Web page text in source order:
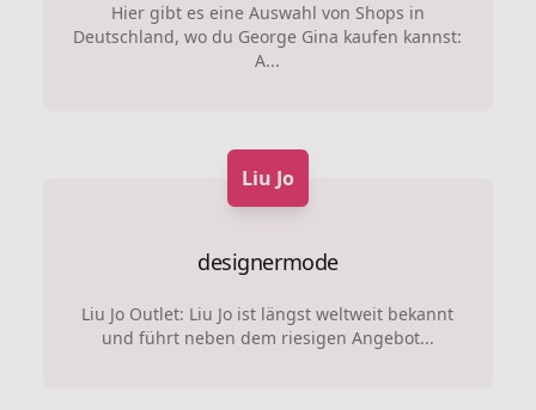
Hier gibt es eine Auswahl von Shops in
Deutschland, wo du George Gina kaufen kannst:
A...
Liu Jo
designermode
Liu Jo Outlet: Liu Jo ist längst weltweit bekannt
und führt neben dem riesigen Angebot...